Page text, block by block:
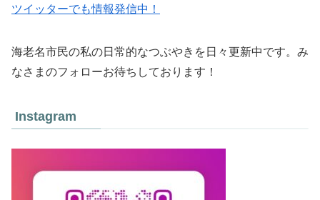
ツイッターでも情報発信中！
海老名市民の私の日常的なつぶやきを日々更新中です。み
なさまのフォローお待ちしております！
Instagram